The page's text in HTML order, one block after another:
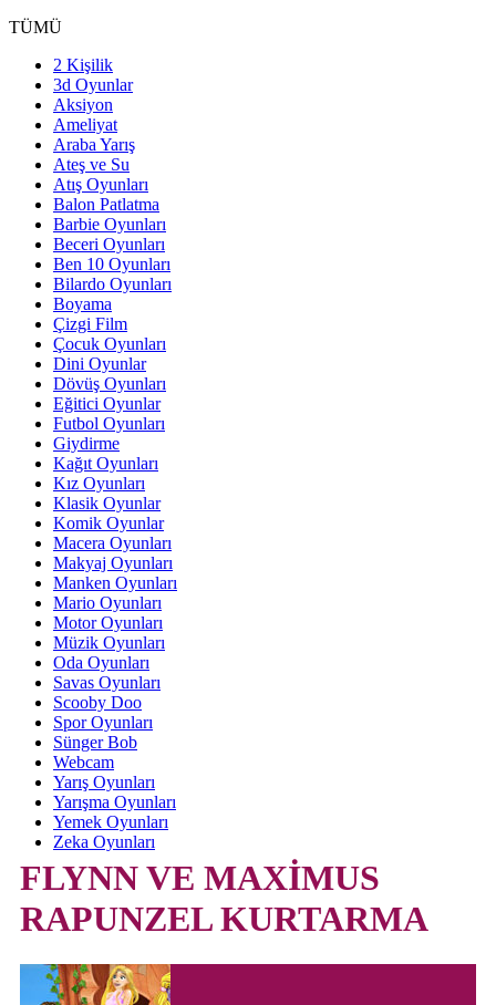
TÜMÜ
2 Kişilik
3d Oyunlar
Aksiyon
Ameliyat
Araba Yarış
Ateş ve Su
Atış Oyunları
Balon Patlatma
Barbie Oyunları
Beceri Oyunları
Ben 10 Oyunları
Bilardo Oyunları
Boyama
Çizgi Film
Çocuk Oyunları
Dini Oyunlar
Dövüş Oyunları
Eğitici Oyunlar
Futbol Oyunları
Giydirme
Kağıt Oyunları
Kız Oyunları
Klasik Oyunlar
Komik Oyunlar
Macera Oyunları
Makyaj Oyunları
Manken Oyunları
Mario Oyunları
Motor Oyunları
Müzik Oyunları
Oda Oyunları
Savas Oyunları
Scooby Doo
Spor Oyunları
Sünger Bob
Webcam
Yarış Oyunları
Yarışma Oyunları
Yemek Oyunları
Zeka Oyunları
FLYNN VE MAXİMUS
RAPUNZEL KURTARMA